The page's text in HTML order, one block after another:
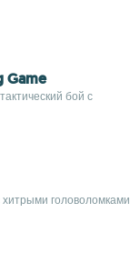
Game
бой с
головоломками